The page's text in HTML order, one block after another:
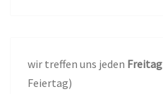
wir treffen uns jeden Freitag
Feiertag)